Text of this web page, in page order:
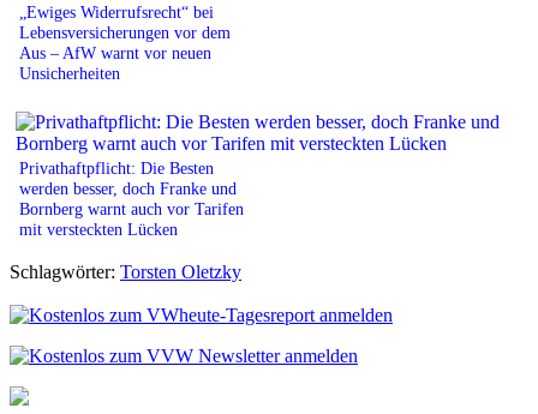
„Ewiges Widerrufsrecht“ bei
Lebensversicherungen vor dem
Aus – AfW warnt vor neuen
Unsicherheiten
Privathaftpflicht: Die Besten
werden besser, doch Franke und
Bornberg warnt auch vor Tarifen
mit versteckten Lücken
Schlagwörter: Torsten Oletzky